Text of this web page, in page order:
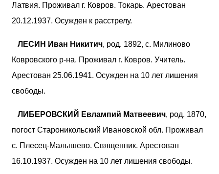
Латвия. Проживал г. Ковров. Токарь. Арестован
20.12.1937. Осужден к расстрелу.
ЛЕСИН Иван Никитич, род. 1892, с. Милиново
Ковровского р-на. Проживал г. Ковров. Учитель.
Арестован 25.06.1941. Осужден на 10 лет лишения
свободы.
ЛИБЕРОВСКИЙ Евлампий Матвеевич, род. 1870,
погост Староникольский Ивановской обл. Проживал
с. Плесец-Малышево. Священник. Арестован
16.10.1937. Осужден на 10 лет лишения свободы.